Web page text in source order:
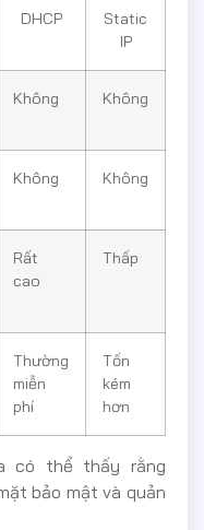
DHCP
Static
IP
Không Không
Không Không
Rất
cao
Thấp
Thường
miễn
phí
Tốn
kém
hơn
có thể thấy rằng
bảo mật và quản